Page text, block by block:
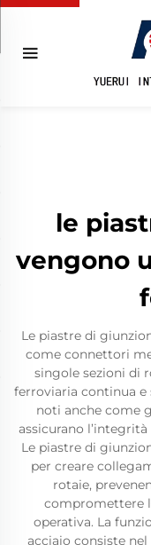
le
vengono
Le piastre di
come connettori
singole sezioni di
ferroviaria continua e
noti anche come
assicurano
Le piastre di
per creare
rotaie,
compromettere
operativa. La
acciaio consiste